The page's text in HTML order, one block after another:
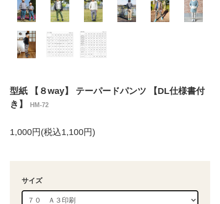
型紙 【８way】 テーパードパンツ 【DL仕様書付
き】
HM-72
1,000円(税込1,100円)
サイズ